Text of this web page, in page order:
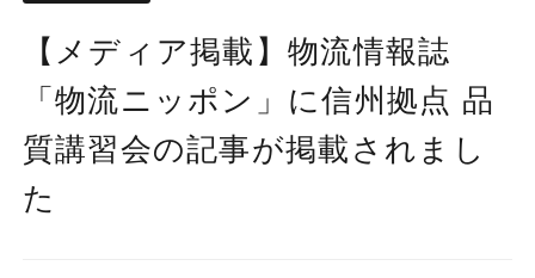
【メディア掲載】物流情報誌
「物流ニッポン」に信州拠点 品
質講習会の記事が掲載されまし
た